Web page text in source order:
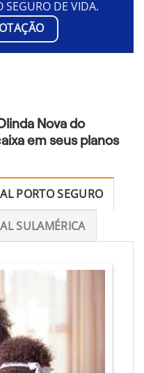
SEGURO DE VIDA.
Nova do
em seus planos
PORTO SEGURO
SULAMÉRICA